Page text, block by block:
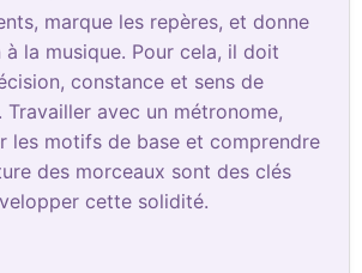
marque les repères, et donne
à la musique. Pour cela, il doit
constance et sens de
Travailler avec un métronome,
les motifs de base et comprendre
des morceaux sont des clés
cette solidité.